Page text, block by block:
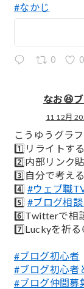
#なかじ
0 0
なお😆
11 12月
こうゆうグラ
1️⃣リライトする
2️⃣内部リンク
3️⃣自分で考える
4️⃣ #ウェブ職
5️⃣ #ブログ相
6️⃣Twitterで相
7️⃣Luckyを祈
#ブログ初心者
#ブログ初心者
#ブログ仲間募